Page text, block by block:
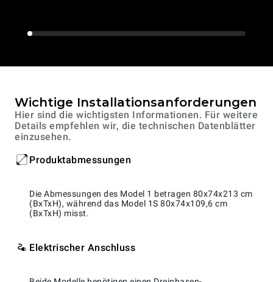
Wichtige Installationsanforderungen
Hier sind die wichtigsten Informationen. Für weitere
Details empfehlen wir, die technischen Datenblätter
einzusehen.
Produktabmessungen
Die Abmessungen des Model 1 betragen 80x74x213 cm
(BxTxH), während das Model 1S 80x74x109,6 cm
(BxTxH) misst.
Elektrischer Anschluss